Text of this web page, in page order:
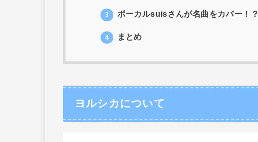
3 ボーカルsuisさんが名曲をカバー！？
4 まとめ
ヨルシカについて